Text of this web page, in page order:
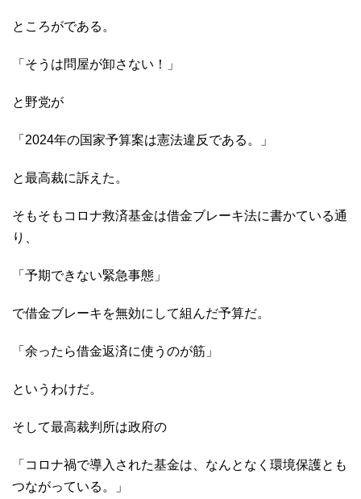
ところがである。
「そうは問屋が卸さない！」
と野党が
「2024年の国家予算案は憲法違反である。」
と最高裁に訴えた。
そもそもコロナ救済基金は借金ブレーキ法に書かている通
り、
「予期できない緊急事態」
で借金ブレーキを無効にして組んだ予算だ。
「余ったら借金返済に使うのが筋」
というわけだ。
そして最高裁判所は政府の
「コロナ禍で導入された基金は、なんとなく環境保護とも
つながっている。」